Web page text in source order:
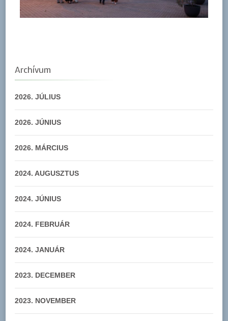
Archívum
2026. JÚLIUS
2026. JÚNIUS
2026. MÁRCIUS
2024. AUGUSZTUS
2024. JÚNIUS
2024. FEBRUÁR
2024. JANUÁR
2023. DECEMBER
2023. NOVEMBER